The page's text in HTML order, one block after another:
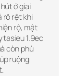
ở giai
rõ rệt khi
rộ, mật
tasieu 1.9ec
còn phù
ruộng